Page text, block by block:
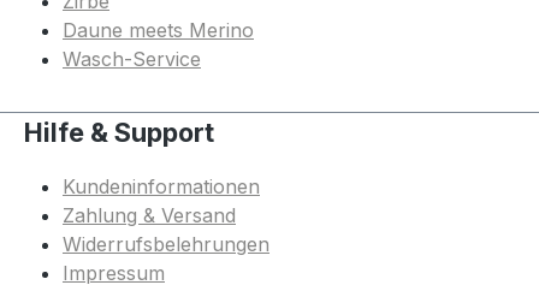
Daune meets Merino
Wasch-Service
Hilfe & Support
Kundeninformationen
Zahlung & Versand
Widerrufsbelehrungen
Impressum